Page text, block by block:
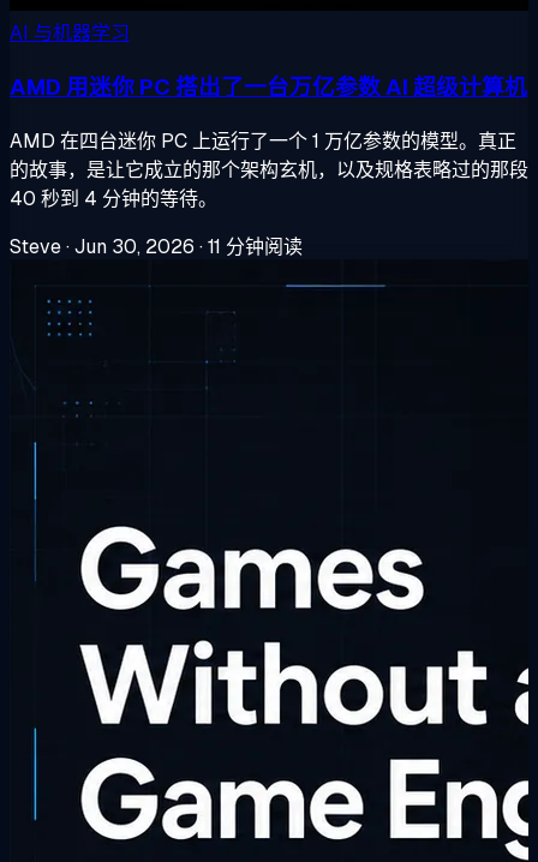
AI 与机器学习
AMD 用迷你 PC 搭出了一台万亿参数 AI 超级计算机
AMD 在四台迷你 PC 上运行了一个 1 万亿参数的模型。真正
的故事，是让它成立的那个架构玄机，以及规格表略过的那段
40 秒到 4 分钟的等待。
Steve·Jun 30, 2026 ·11 分钟阅读